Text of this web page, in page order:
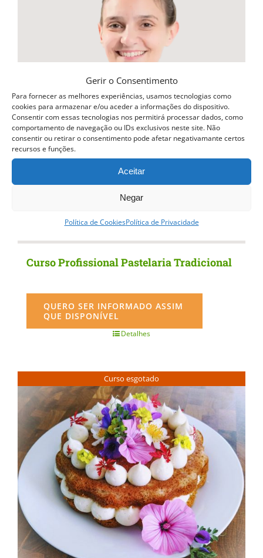
Gerir o Consentimento
Para fornecer as melhores experiências, usamos tecnologias como
cookies para armazenar e/ou aceder a informações do dispositivo.
Consentir com essas tecnologias nos permitirá processar dados, como
comportamento de navegação ou IDs exclusivos neste site. Não
consentir ou retirar o consentimento pode afetar negativamante certos
recursos e funções.
Aceitar
Negar
Política de CookiesPolítica de Privacidade
chosen
on
the
product
Curso Profissional Pastelaria Tradicional
QUERO SER INFORMADO ASSIM
QUE DISPONÍVEL
Detalhes
Curso esgotado